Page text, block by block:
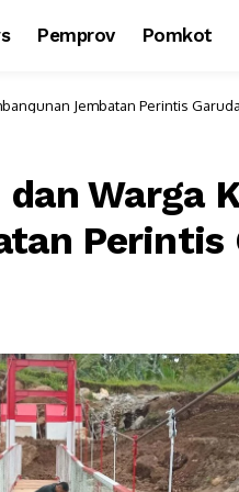
Pemprov Pomkot
Jembatan Perintis
Warga
Perintis